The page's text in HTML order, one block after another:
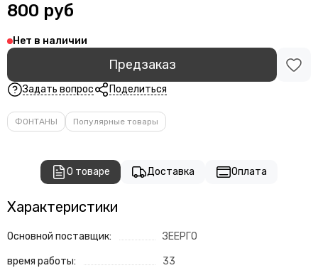
800 руб
Нет в наличии
Предзаказ
Задать вопрос Поделиться
ФОНТАНЫ Популярные товары
О товаре Доставка Оплата
Характеристики
Основной поставщик: ЗЕЕРГО
время работы: 33